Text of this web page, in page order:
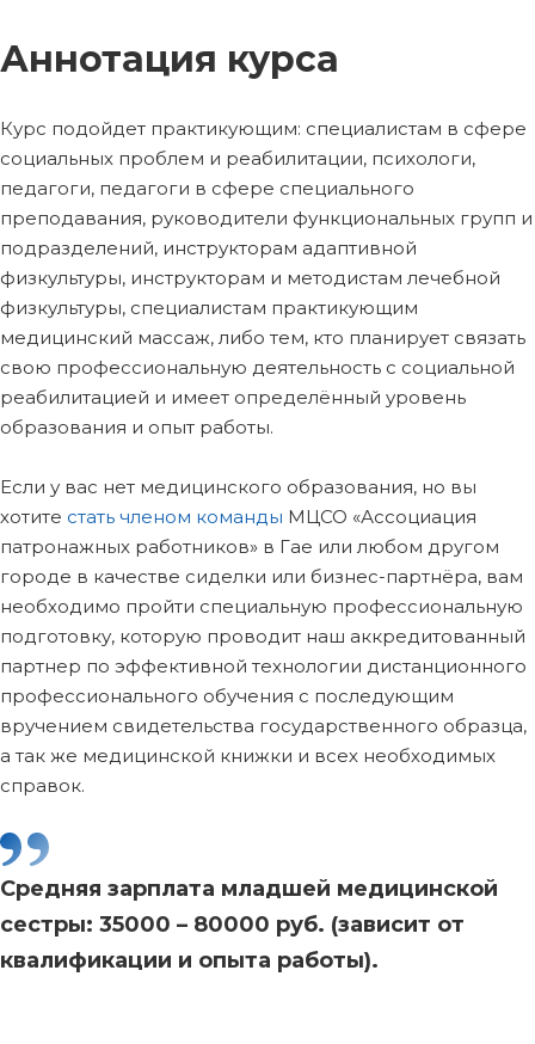
Аннотация курса
Курс подойдет практикующим: специалистам в сфере
социальных проблем и реабилитации, психологи,
педагоги, педагоги в сфере специального
преподавания, руководители функциональных групп и
подразделений, инструкторам адаптивной
физкультуры, инструкторам и методистам лечебной
физкультуры, специалистам практикующим
медицинский массаж, либо тем, кто планирует связать
свою профессиональную деятельность с социальной
реабилитацией и имеет определённый уровень
образования и опыт работы.
Если у вас нет медицинского образования, но вы
хотите стать членом команды МЦСО «Ассоциация
патронажных работников» в Гае или любом другом
городе в качестве сиделки или бизнес-партнёра, вам
необходимо пройти специальную профессиональную
подготовку, которую проводит наш аккредитованный
партнер по эффективной технологии дистанционного
профессионального обучения с последующим
вручением свидетельства государственного образца,
а так же медицинской книжки и всех необходимых
справок.
Средняя зарплата младшей медицинской
сестры: 35000 – 80000 руб. (зависит от
квалификации и опыта работы).